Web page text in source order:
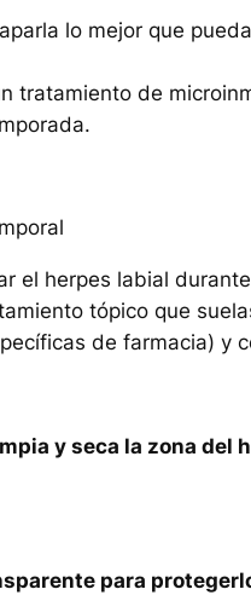
lo mejor que
tratamiento de
el herpes labial
tópico que
de farmacia) y
y seca la zona del
para